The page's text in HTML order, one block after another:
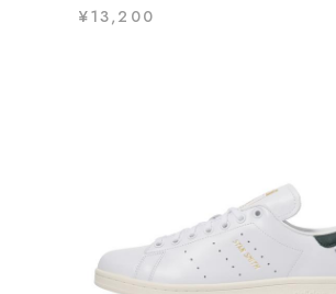
¥13,200